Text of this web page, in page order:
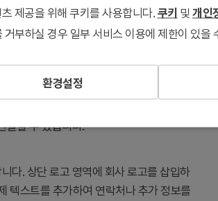
풍경의 웅장함과 그래디언트 라인의 시
달할 수 있습니다.
다. 상단 로고 영역에 회사 로고를 삽입하
텍스트를 추가하여 연락처나 추가 정보를
제공을 위해 쿠키를 사용합니다. 쿠키 및 개인
부하실 경우 일부 서비스 이용에 제한이 있을
환경설정